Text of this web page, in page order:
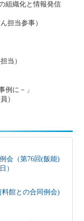
組織化と情報発信
担当参事）
当）
例に－」
）
会（第76回(飯能)
）
館との合同例会)